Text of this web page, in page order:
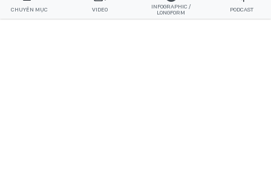
CHUYÊN MỤC VIDEO
INFOGRAPHIC /
LONGFORM
PODCAST